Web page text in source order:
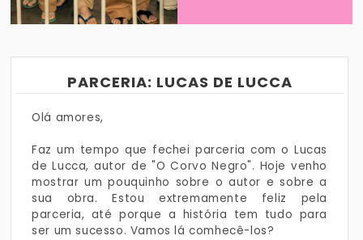
PARCERIA: LUCAS DE LUCCA
Olá amores,
Faz um tempo que fechei parceria com o Lucas
de Lucca, autor de "O Corvo Negro". Hoje venho
mostrar um pouquinho sobre o autor e sobre a
sua obra. Estou extremamente feliz pela
parceria, até porque a história tem tudo para
ser um sucesso. Vamos lá comhecê-los?